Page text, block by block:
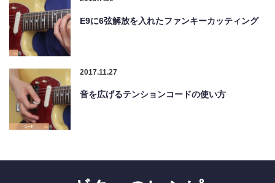
E9に6弦解放を入れたファンキーカッティング
2017.11.27
音を広げるテンションコードの使い方